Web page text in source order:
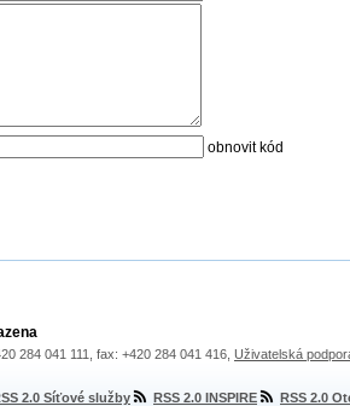
obnovit kód
284 041 111, fax: +420 284 041 416, Uživatelská
2.0 Síťové služby RSS 2.0 INSPIRE RSS 2.0